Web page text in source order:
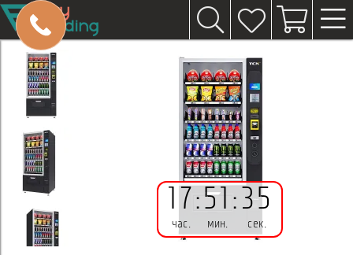
17
час.
:51
мин.
: 34
сек.